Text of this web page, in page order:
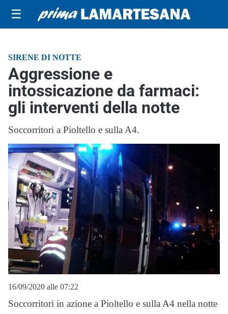
☰
SIRENE DI NOTTE
Aggressione e
intossicazione da farmaci:
gli interventi della notte
Soccorritori a Pioltello e sulla A4.
16/09/2020 alle 07:22
Soccorritori in azione a Pioltello e sulla A4 nella notte